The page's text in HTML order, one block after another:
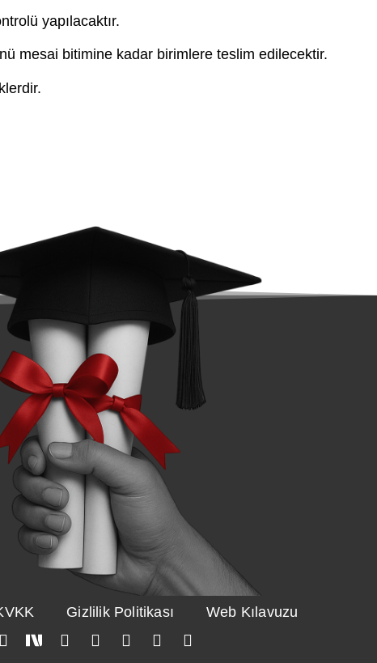
yapılacaktır.
mesai bitimine kadar birimlere teslim edilecektir.
Gizlilik Politikası Web Kılavuzu